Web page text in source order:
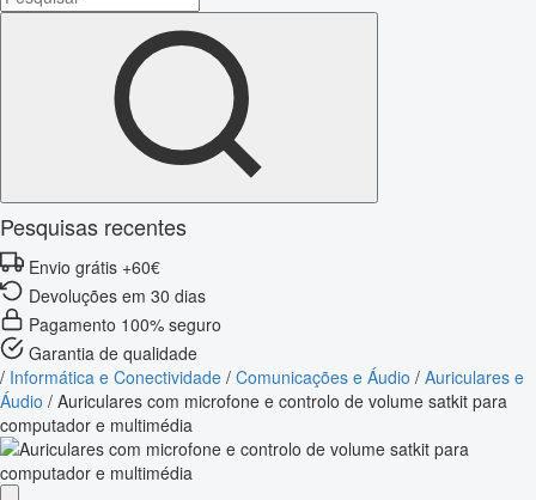
Pesquisas recentes
Envio grátis +60€
Devoluções em 30 dias
Pagamento 100% seguro
Garantia de qualidade
/ Informática e Conectividade / Comunicações e Áudio / Auriculares e
Áudio / Auriculares com microfone e controlo de volume satkit para
computador e multimédia